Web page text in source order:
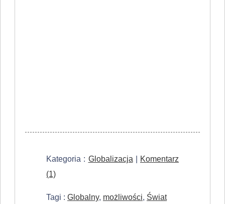
Kategoria : Globalizacja
Komentarz
(1)
Tagi : Globalny, możliwości, Świat